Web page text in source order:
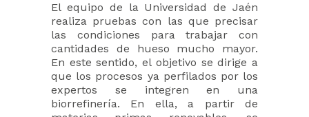
El equipo de la Universidad de Jaén
realiza pruebas con las que precisar
las condiciones para trabajar con
cantidades de hueso mucho mayor.
En este sentido, el objetivo se dirige a
que los procesos ya perfilados por los
expertos se integren en una
biorrefinería. En ella, a partir de